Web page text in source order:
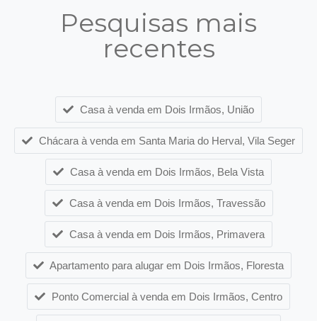
Pesquisas mais
recentes
Casa à venda em Dois Irmãos, União
Chácara à venda em Santa Maria do Herval, Vila Seger
Casa à venda em Dois Irmãos, Bela Vista
Casa à venda em Dois Irmãos, Travessão
Casa à venda em Dois Irmãos, Primavera
Apartamento para alugar em Dois Irmãos, Floresta
Ponto Comercial à venda em Dois Irmãos, Centro